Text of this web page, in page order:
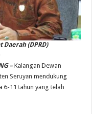
Daerah (DPRD)
– Kalangan Dewan
Seruyan mendukung
6-11 tahun yang telah